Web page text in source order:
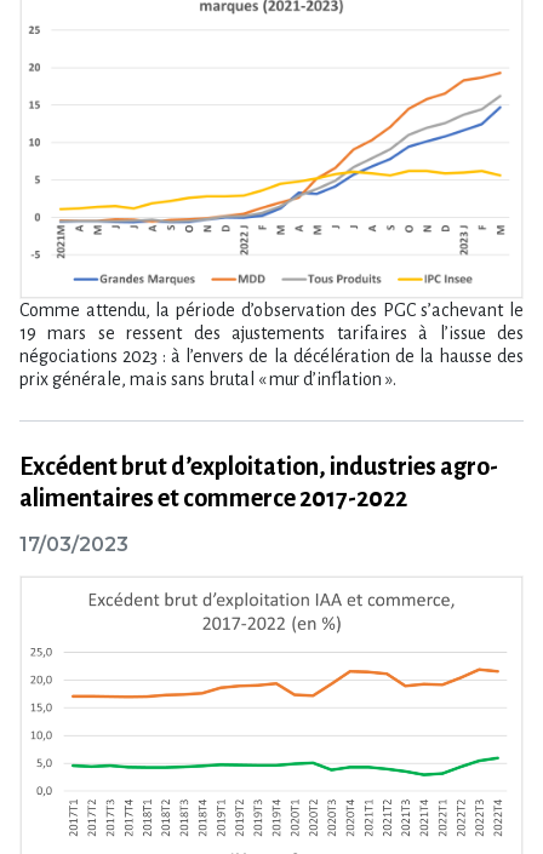
Comme attendu, la période d’observation des PGC s’achevant le
19 mars se ressent des ajustements tarifaires à l’issue des
négociations 2023 : à l’envers de la décélération de la hausse des
prix générale, mais sans brutal « mur d’inflation ».
Excédent brut d’exploitation, industries agro-
alimentaires et commerce 2017-2022
17/03/2023